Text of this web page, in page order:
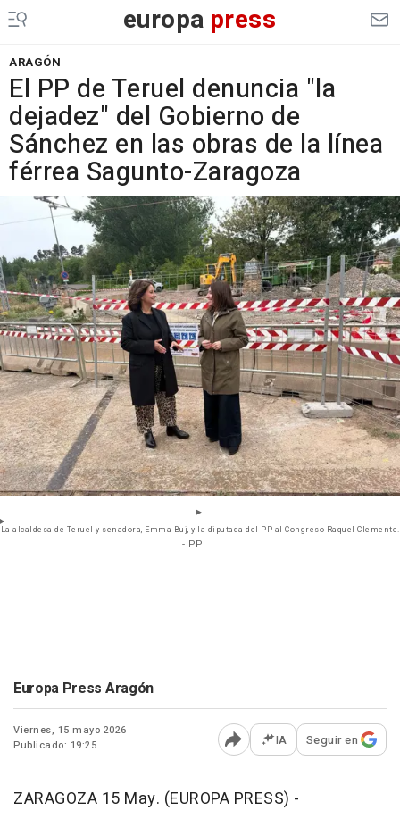
europa press
ARAGÓN
El PP de Teruel denuncia "la
dejadez" del Gobierno de
Sánchez en las obras de la línea
férrea Sagunto-Zaragoza
La alcaldesa de Teruel y senadora, Emma Buj, y la diputada del PP al Congreso Raquel Clemente.
- PP.
Europa Press Aragón
Viernes, 15 mayo 2026
Publicado: 19:25
Abrir opciones para
IA Seguir en
ZARAGOZA 15 May. (EUROPA PRESS) -